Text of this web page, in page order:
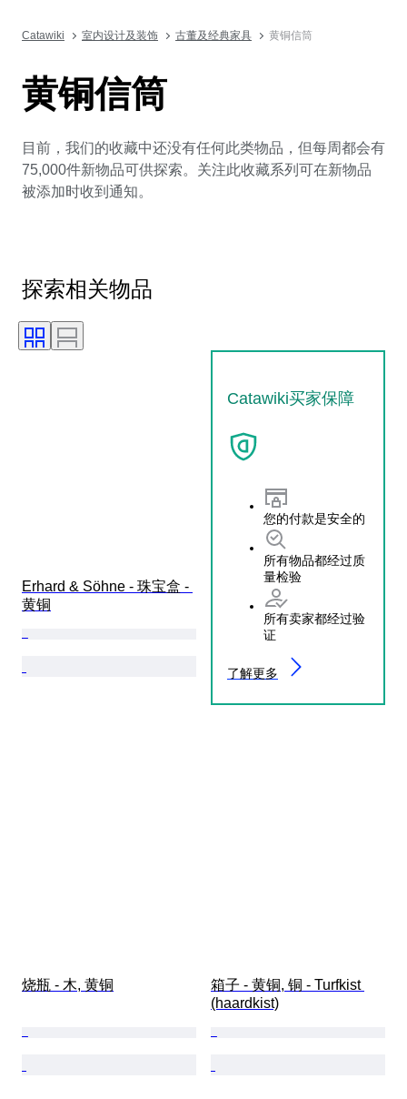
Catawiki 室内设计及装饰 古董及经典家具 黄铜信筒
黄铜信筒
目前，我们的收藏中还没有任何此类物品，但每周都会有
75,000件新物品可供探索。关注此收藏系列可在新物品
被添加时收到通知。
探索相关物品
Catawiki买家保障
您的付款是安全的
所有物品都经过质
量检验
所有卖家都经过验
证
了解更多
Erhard & Söhne - 珠宝盒 -
黄铜
烧瓶 - 木, 黄铜
箱子 - 黄铜, 铜 - Turfkist
(haardkist)